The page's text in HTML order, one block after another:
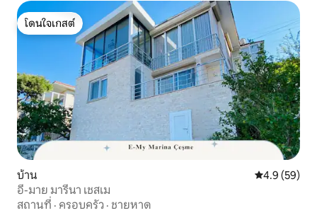
โดนใจเกสต์
โดนใจเกสต์
บ้าน คะแนนเฉลี่ย
4.9 (59)
อี-มาย มารีนา เชสเม
สถานที่ · ครอบครัว · ชายหาด